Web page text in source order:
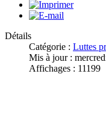
Détails
Catégorie : Luttes
Mis à jour :
Affichages : 11199